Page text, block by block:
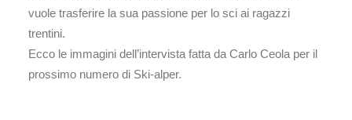
vuole trasferire la sua passione per lo sci ai ragazzi
trentini.
Ecco le immagini dell’intervista fatta da Carlo Ceola per il
prossimo numero di Ski-alper.